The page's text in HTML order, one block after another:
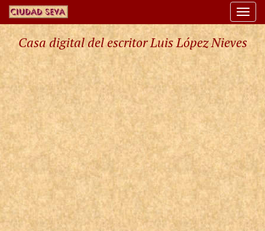
Casa digital del escritor Luis López Nieves